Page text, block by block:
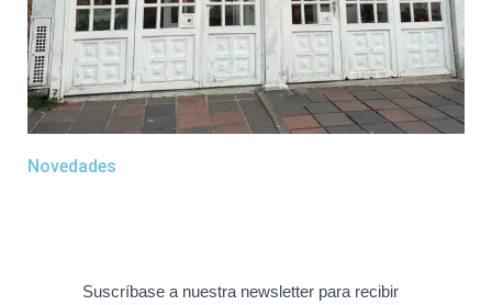
Novedades
Suscríbase a nuestra newsletter para recibir